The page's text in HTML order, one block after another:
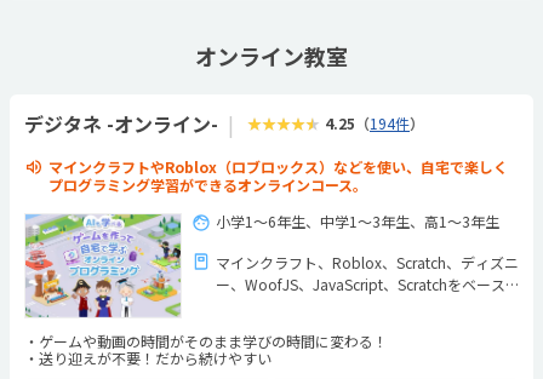
オンライン教室
デジタネ -オンライン- ★★★★★ 4.25 （194件）
マインクラフトやRoblox（ロブロックス）などを使い、自宅で楽しく
プログラミング学習ができるオンラインコース。
小学1〜6年生、中学1〜3年生、高1～3年生
マインクラフト
Roblox Scratch
ディズニ
ー
WoofJS JavaScript
Scratchをベース
ゲームや動画の時間がそのまま学びの時間に変わる！
送り迎えが不要！だから続けやすい